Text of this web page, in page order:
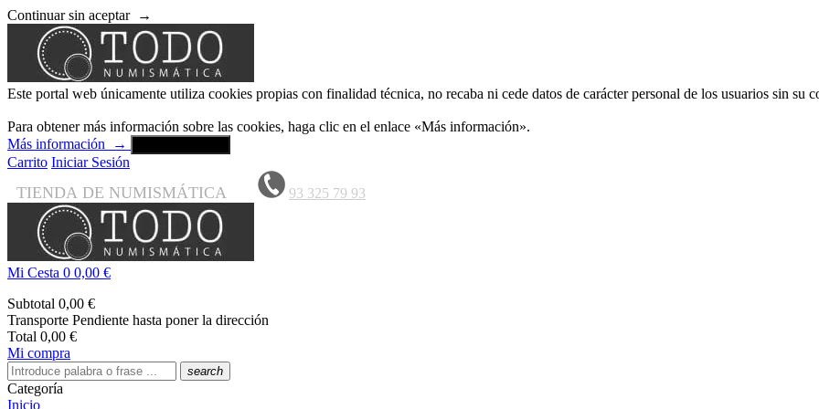
Continuar sin aceptar →
Este portal web únicamente utiliza cookies propias con finalidad técnica, no recaba ni cede datos de carácter personal de los usuarios sin su
Para obtener más información sobre las cookies, haga clic en el enlace «Más información».
Más información
→
Carrito Iniciar Sesión
TIENDA DE NUMISMÁTICA 93 325 79 93
Mi Cesta 0 0,00 €
Subtotal 0,00 €
Transporte Pendiente hasta poner la dirección
Total 0,00 €
Mi compra
search
Categoría
Inicio